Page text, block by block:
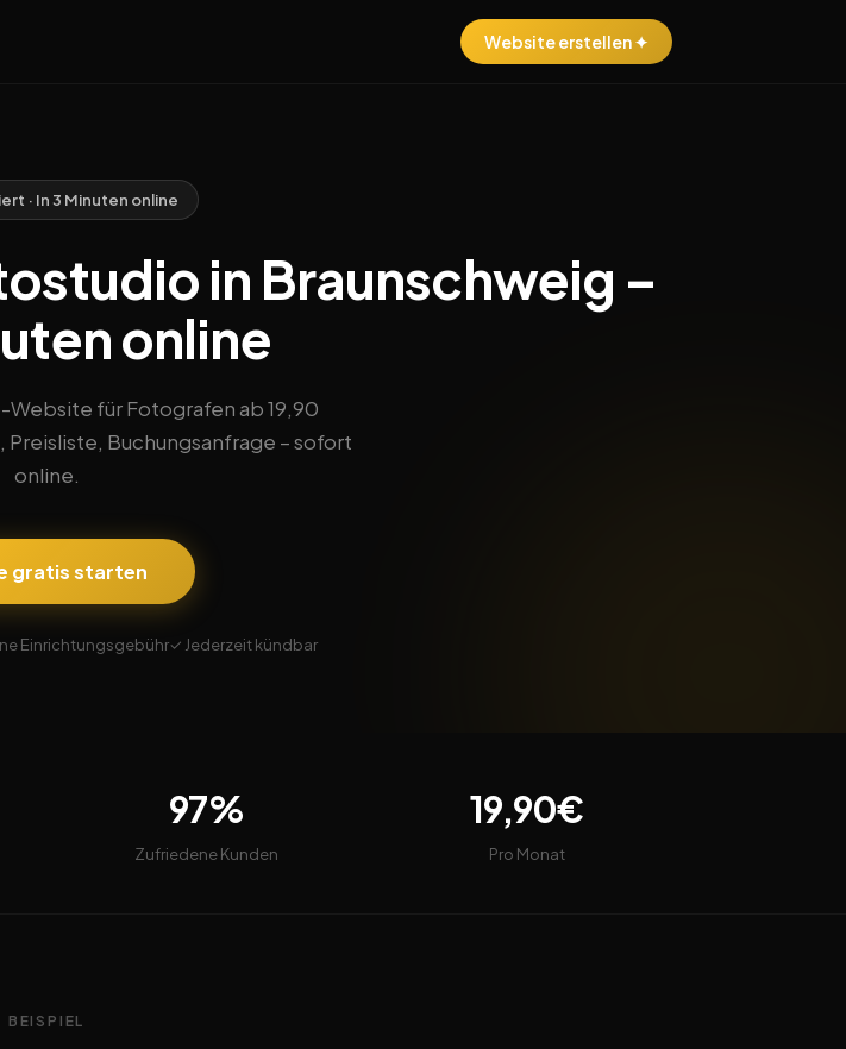
Website erstellen ✦
· In 3 Minuten online
in Braunschweig –
online
für Fotografen ab 19,90
Buchungsanfrage – sofort
online.
gratis starten
Einrichtungsgebühr✓ Jederzeit kündbar
97%
Zufriedene Kunden
19,90€
Pro Monat
BEISPIEL